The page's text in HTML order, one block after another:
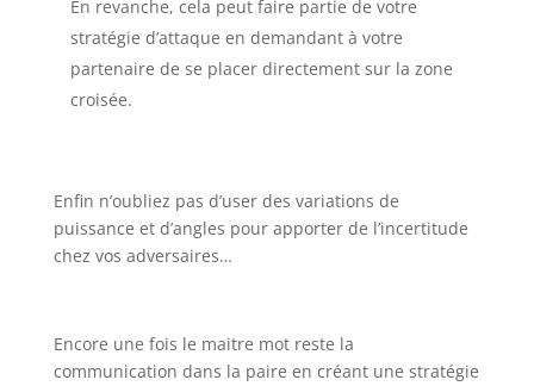
En revanche, cela peut faire partie de votre
stratégie d’attaque en demandant à votre
partenaire de se placer directement sur la zone
croisée.
Enfin n’oubliez pas d’user des variations de
puissance et d’angles pour apporter de l’incertitude
chez vos adversaires…
Encore une fois le maitre mot reste la
communication dans la paire en créant une stratégie